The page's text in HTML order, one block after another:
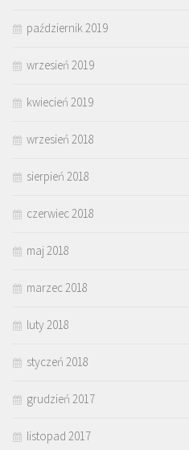
październik 2019
wrzesień 2019
kwiecień 2019
wrzesień 2018
sierpień 2018
czerwiec 2018
maj 2018
marzec 2018
luty 2018
styczeń 2018
grudzień 2017
listopad 2017